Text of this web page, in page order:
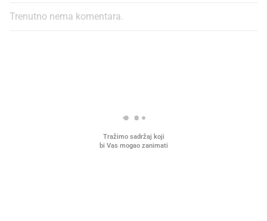
Trenutno nema komentara.